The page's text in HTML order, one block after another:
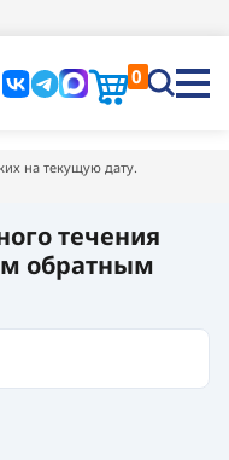
0
на текущую дату.
течения
обратным